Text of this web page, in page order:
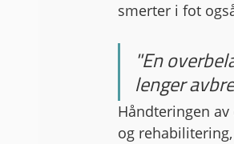
smerter i fot
"En
lenger
Håndteringen
og